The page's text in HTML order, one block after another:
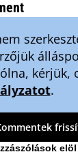
kérjük,
.